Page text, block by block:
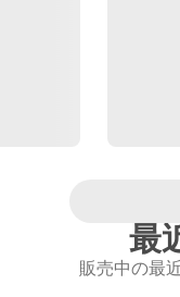
最
販売中の最